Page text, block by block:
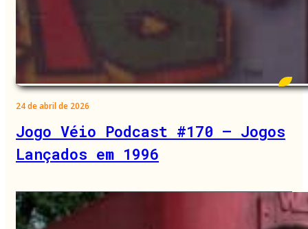
24 de abril de 2026
Jogo Véio Podcast #170 – Jogos
Lançados em 1996